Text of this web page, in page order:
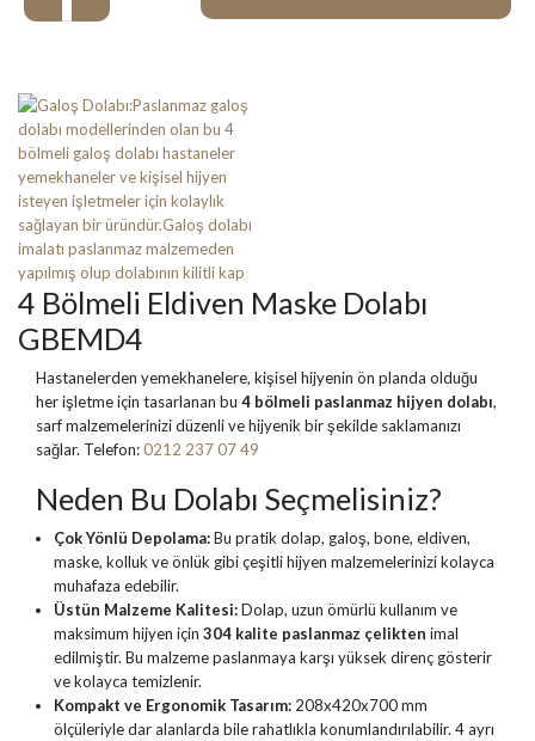
4 Bölmeli Eldiven Maske Dolabı
GBEMD4
Hastanelerden yemekhanelere, kişisel hijyenin ön planda olduğu
her işletme için tasarlanan bu 4 bölmeli paslanmaz hijyen dolabı,
sarf malzemelerinizi düzenli ve hijyenik bir şekilde saklamanızı
sağlar. Telefon:0212 237 07 49
Neden Bu Dolabı Seçmelisiniz?
Çok Yönlü Depolama:Bu pratik dolap, galoş, bone, eldiven,
maske, kolluk ve önlük gibi çeşitli hijyen malzemelerinizi kolayca
muhafaza edebilir.
Üstün Malzeme Kalitesi:Dolap, uzun ömürlü kullanım ve
maksimum hijyen için 304 kalite paslanmaz çelikten imal
edilmiştir. Bu malzeme paslanmaya karşı yüksek direnç gösterir
ve kolayca temizlenir.
Kompakt ve Ergonomik Tasarım: 208x420x700 mm
ölçüleriyle dar alanlarda bile rahatlıkla konumlandırılabilir. 4 ayrı